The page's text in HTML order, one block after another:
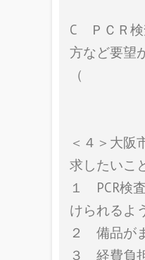
C ＰＣＲ検
方など要望
＜４＞大阪
求したいこ
１ PCR検
けられるよ
２ 備品が
３ 経費負